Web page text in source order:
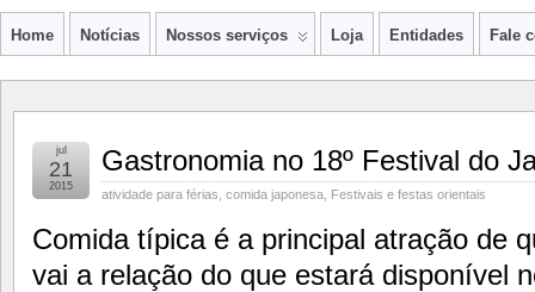
Home Notícias Nossos serviços Loja Entidades Fale
Gastronomia no 18º Festival do
atividade para férias comida japonesa Festivais e festas orientais
jul
21
2015
Comida típica é a principal atração de
vai a relação do que estará disponível